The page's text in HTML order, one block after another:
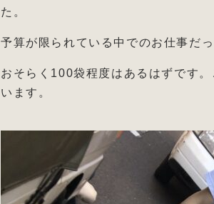
た。
予算が限られている中でのお仕事だ
おそらく100袋程度はあるはずです
います。